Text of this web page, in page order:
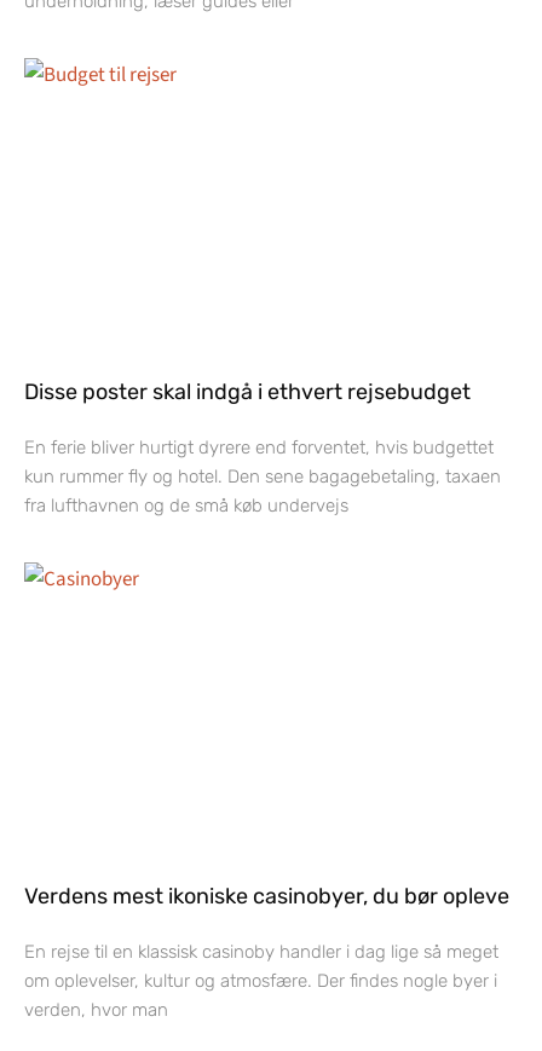
Disse poster skal indgå i ethvert rejsebudget
En ferie bliver hurtigt dyrere end forventet, hvis budgettet
kun rummer fly og hotel. Den sene bagagebetaling, taxaen
fra lufthavnen og de små køb undervejs
Verdens mest ikoniske casinobyer, du bør opleve
En rejse til en klassisk casinoby handler i dag lige så meget
om oplevelser, kultur og atmosfære. Der findes nogle byer i
verden, hvor man